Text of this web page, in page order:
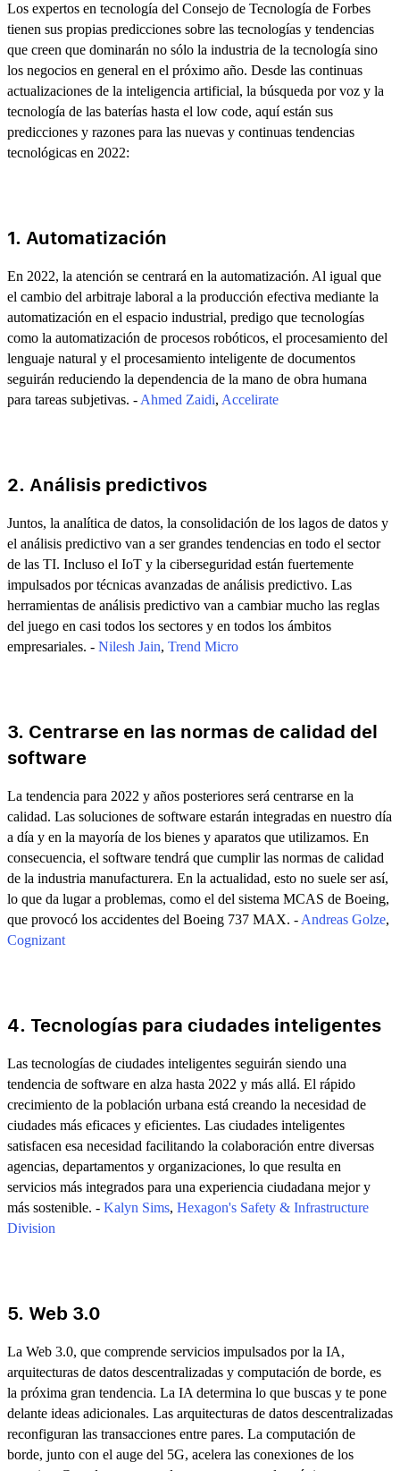
Los expertos en tecnología del Consejo de Tecnología de Forbes
tienen sus propias predicciones sobre las tecnologías y tendencias
que creen que dominarán no sólo la industria de la tecnología sino
los negocios en general en el próximo año. Desde las continuas
actualizaciones de la inteligencia artificial, la búsqueda por voz y la
tecnología de las baterías hasta el low code, aquí están sus
predicciones y razones para las nuevas y continuas tendencias
tecnológicas en 2022:
1. Automatización
En 2022, la atención se centrará en la automatización. Al igual que
el cambio del arbitraje laboral a la producción efectiva mediante la
automatización en el espacio industrial, predigo que tecnologías
como la automatización de procesos robóticos, el procesamiento del
lenguaje natural y el procesamiento inteligente de documentos
seguirán reduciendo la dependencia de la mano de obra humana
para tareas subjetivas. - Ahmed Zaidi, Accelirate
2. Análisis predictivos
Juntos, la analítica de datos, la consolidación de los lagos de datos y
el análisis predictivo van a ser grandes tendencias en todo el sector
de las TI. Incluso el IoT y la ciberseguridad están fuertemente
impulsados por técnicas avanzadas de análisis predictivo. Las
herramientas de análisis predictivo van a cambiar mucho las reglas
del juego en casi todos los sectores y en todos los ámbitos
empresariales. - Nilesh Jain, Trend Micro
3. Centrarse en las normas de calidad del
software
La tendencia para 2022 y años posteriores será centrarse en la
calidad. Las soluciones de software estarán integradas en nuestro día
a día y en la mayoría de los bienes y aparatos que utilizamos. En
consecuencia, el software tendrá que cumplir las normas de calidad
de la industria manufacturera. En la actualidad, esto no suele ser así,
lo que da lugar a problemas, como el del sistema MCAS de Boeing,
que provocó los accidentes del Boeing 737 MAX. - Andreas Golze,
Cognizant
4. Tecnologías para ciudades inteligentes
Las tecnologías de ciudades inteligentes seguirán siendo una
tendencia de software en alza hasta 2022 y más allá. El rápido
crecimiento de la población urbana está creando la necesidad de
ciudades más eficaces y eficientes. Las ciudades inteligentes
satisfacen esa necesidad facilitando la colaboración entre diversas
agencias, departamentos y organizaciones, lo que resulta en
servicios más integrados para una experiencia ciudadana mejor y
más sostenible. - Kalyn Sims, Hexagon's Safety & Infrastructure
Division
5. Web 3.0
La Web 3.0, que comprende servicios impulsados por la IA,
arquitecturas de datos descentralizadas y computación de borde, es
la próxima gran tendencia. La IA determina lo que buscas y te pone
delante ideas adicionales. Las arquitecturas de datos descentralizadas
reconfiguran las transacciones entre pares. La computación de
borde, junto con el auge del 5G, acelera las conexiones de los